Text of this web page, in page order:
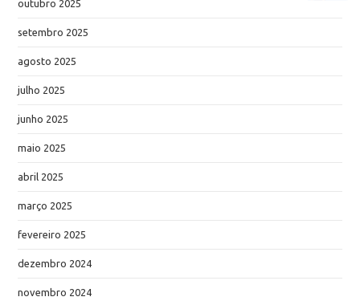
outubro 2025
setembro 2025
agosto 2025
julho 2025
junho 2025
maio 2025
abril 2025
março 2025
fevereiro 2025
dezembro 2024
novembro 2024